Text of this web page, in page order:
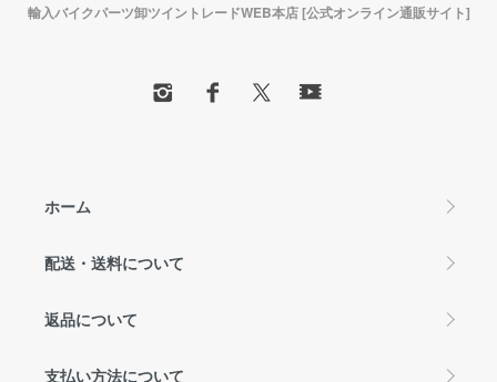
輸入バイクパーツ卸ツイントレードWEB本店 [公式オンライン通販サイト]
ホーム
配送・送料について
返品について
支払い方法について